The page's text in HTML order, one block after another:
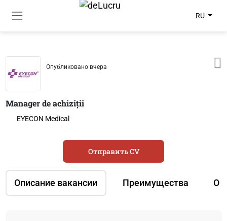
RU
Опубликовано вчера
Manager de achiziții
EYECON Medical
Описание вакансии Преимущества О
Отправить CV